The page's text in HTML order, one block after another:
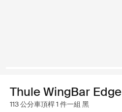
Thule WingBar Edge
113 公分車頂桿 1 件一組 黑